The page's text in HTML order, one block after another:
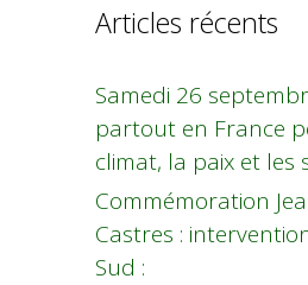
Articles récents
Samedi 26
partout en France
climat, la paix et les
Commémoration
Castres :
Sud :